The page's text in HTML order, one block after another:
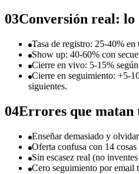
03Conversión real: lo
Tasa de registro: 25-40%
Show up: 40-60% con
Cierre en vivo: 5-15%
Cierre en seguimiento: +5-
siguientes.
04Errores que matan
Enseñar demasiado y
Oferta confusa con 14 cosas
Sin escasez real (no
Cero seguimiento por email